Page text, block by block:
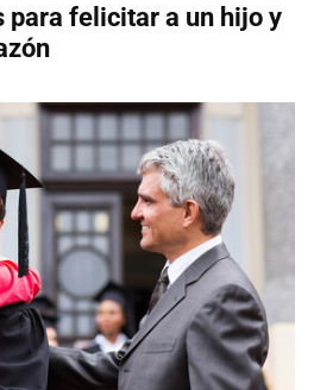
para felicitar a un hijo y